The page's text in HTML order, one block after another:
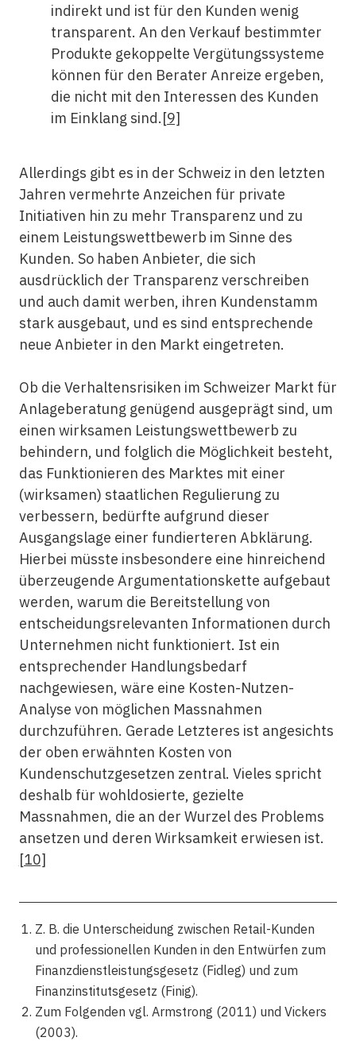
indirekt und ist für den Kunden wenig
transparent. An den Verkauf bestimmter
Produkte gekoppelte Vergütungssysteme
können für den Berater Anreize ergeben,
die nicht mit den Interessen des Kunden
im Einklang sind.[9]
Allerdings gibt es in der Schweiz in den letzten
Jahren vermehrte Anzeichen für private
Initiativen hin zu mehr Transparenz und zu
einem Leistungswettbewerb im Sinne des
Kunden. So haben Anbieter, die sich
ausdrücklich der Transparenz verschreiben
und auch damit werben, ihren Kundenstamm
stark ausgebaut, und es sind entsprechende
neue Anbieter in den Markt eingetreten.
Ob die Verhaltensrisiken im Schweizer Markt für
Anlageberatung genügend ausgeprägt sind, um
einen wirksamen Leistungswettbewerb zu
behindern, und folglich die Möglichkeit besteht,
das Funktionieren des Marktes mit einer
(wirksamen) staatlichen Regulierung zu
verbessern, bedürfte aufgrund dieser
Ausgangslage einer fundierteren Abklärung.
Hierbei müsste insbesondere eine hinreichend
überzeugende Argumentationskette aufgebaut
werden, warum die Bereitstellung von
entscheidungsrelevanten Informationen durch
Unternehmen nicht funktioniert. Ist ein
entsprechender Handlungsbedarf
nachgewiesen, wäre eine Kosten-Nutzen-
Analyse von möglichen Massnahmen
durchzuführen. Gerade Letzteres ist angesichts
der oben erwähnten Kosten von
Kundenschutzgesetzen zentral. Vieles spricht
deshalb für wohldosierte, gezielte
Massnahmen, die an der Wurzel des Problems
ansetzen und deren Wirksamkeit erwiesen ist.
[10]
Z. B. die Unterscheidung zwischen Retail-Kunden
und professionellen Kunden in den Entwürfen zum
Finanzdienstleistungsgesetz (Fidleg) und zum
Finanzinstitutsgesetz (Finig).
Zum Folgenden vgl. Armstrong (2011) und Vickers
(2003).